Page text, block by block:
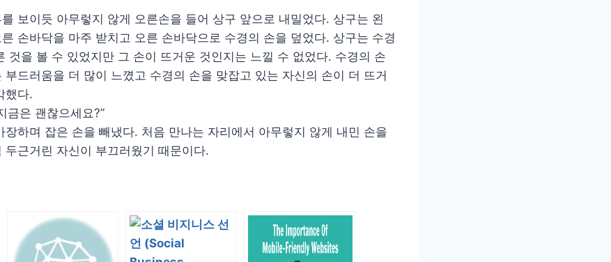
보이듯 아무렇지 않게 오른손을 들어 상구 앞으로 내밀었다. 상구는 왼
손바닥을 마주 받치고 오른 손바닥으로 수경의 손을 덮었다. 상구는 수경
것을 볼 수 있었지만 그 손이 뜨거운 것인지는 느낄 수 없었다. 수경의 손
부드러움을 더 많이 느꼈고 수경의 손을 맞잡고 있는 자신의 손이 더 뜨거
했다.
금은 괜찮으세요?”
장하며 잡은 손을 빼냈다. 처음 만나는 자리에서 아무렇지 않게 내민 손을
두근거린 자신이 부끄러웠기 때문이다.